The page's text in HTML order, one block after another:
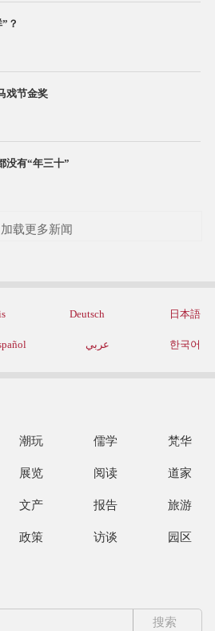
？
戏节金奖
没有“年三十”
加载更多新闻
Deutsch 日本語
عربي 한국어
潮玩 儒学 梵华
展览 阅读 道家
文产 报告 旅游
政策 访谈 园区